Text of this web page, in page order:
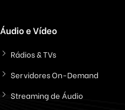
Áudio e Vídeo
Rádios & TVs
Servidores On-Demand
Streaming de Áudio